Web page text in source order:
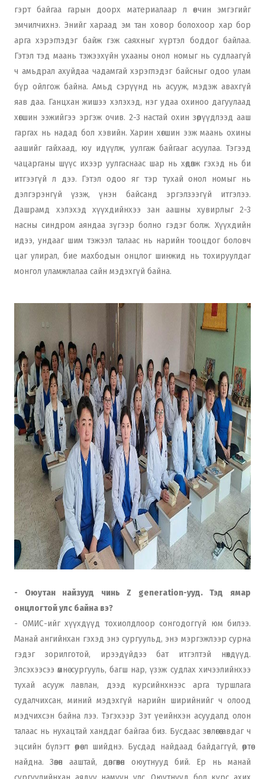
гэрт байгаа гарын доорх материалаар л өвчин эмгэгийг
эмчилчихнэ. Энийг хараад эм тан ховор болохоор хар бор
арга хэрэглэдэг байж гэж саяхныг хүртэл боддог байлаа.
Гэтэл тэд маань тэжээхүйн ухааны онол номыг нь судлаагүй
ч амьдрал ахуйдаа чадамгай хэрэглэдэг байсныг одоо улам
бүр ойлгож байна. Амьд сэрүүнд нь асууж, мэдэж авахгүй
яав даа. Ганцхан жишээ хэлэхэд, нэг удаа охиноо дагуулаад
хөгшин ээжийгээ эргэж очив. 2-3 настай охин зөрүүдлээд ааш
гаргах нь надад бол хэвийн. Харин хөгшин ээж маань охины
аашийг гайхаад, юу идүүлж, уулгаж байгааг асуулаа. Тэгээд
чацарганы шүүс ихээр уулгаснаас шар нь хөдөлж гэхэд нь би
итгээгүй л дээ. Гэтэл одоо яг тэр тухай онол номыг нь
дэлгэрэнгүй үзэж, үнэн байсанд эргэлзээгүй итгэлээ.
Дашрамд хэлэхэд хүүхдийнхээ зан аашны хувирлыг 2-3
насны синдром аяндаа зүгээр болно гэдэг болж. Хүүхдийн
идээ, ундааг шим тэжээл талаас нь нарийн тооцдог боловч
цаг улирал, бие махбодын онцлог шинжид нь тохируулдаг
монгол уламжлалаа сайн мэдэхгүй байна.
- Оюутан найзууд чинь Z generation-ууд. Тэд ямар
онцлогтой улс байна вэ?
- ОМИС-ийг хүүхдүүд тохиолдлоор сонгодоггүй юм билээ.
Манай ангийнхан гэхэд энэ сургуульд, энэ мэргэжлээр сурна
гэдэг зорилготой, ирээдүйдээ бат итгэлтэй нөхдүүд.
Элсэхээсээ өмнө сургууль, багш нар, үзэж судлах хичээлийнхээ
тухай асууж лавлан, дээд курсийнхнээс арга туршлага
судалчихсан, миний мэдэхгүй нарийн ширийнийг ч олоод
мэдчихсэн байна лээ. Тэгэхээр Зэт үеийнхэн асуудалд олон
талаас нь нухацтай ханддаг байгаа биз. Бусдаас зөвлөгөө авдаг ч
эцсийн бүлэгт өөрөө л шийднэ. Бусдад найдаад байдаггүй, өөртөө
найдна. Зөөлөн ааштай, дөлгөөхөн оюутнууд бий. Ер нь манай